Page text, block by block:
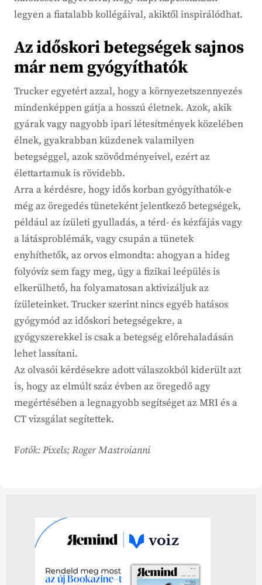
legyen a fiatalabb kollégáival, akiktől inspirálódhat.
Az időskori betegségek sajnos
már nem gyógyíthatók
Trucker egyetért azzal, hogy a környezetszennyezés
mindenképpen gátja a hosszú életnek. Azok, akik
gyárak vagy nagyobb ipari létesítmények közelében
élnek, gyakrabban küzdenek valamilyen
betegséggel, azok szövődményeivel, ezért az
élettartamuk is rövidebb.
Arra a kérdésre, hogy idős korban gyógyíthatók-e
még az öregedés tüneteként jelentkező betegségek,
például az ízületi gyulladás, a térd- és kézfájás vagy
a látásproblémák, vagy csupán a tünetek
enyhíthetők, az orvos elmondta: ahogyan a hideg
folyóvíz sem fagy meg, úgy a fizikai leépülés is
elkerülhető, ha folyamatosan aktivizáljuk az
ízületeinket. Trucker szerint nincs egyéb hatásos
gyógymód az időskori betegségekre, a
gyógyszerekkel is csak a betegség előrehaladásán
lehet lassítani.
Az olvasói kérdésekre adott válaszokból kiderült azt
is, hogy az elmúlt száz évben az öregedő agy
megértésében a legnagyobb segítséget az MRI és a
CT vizsgálat segítettek.
Fotók:Pixels; Roger Mastroianni